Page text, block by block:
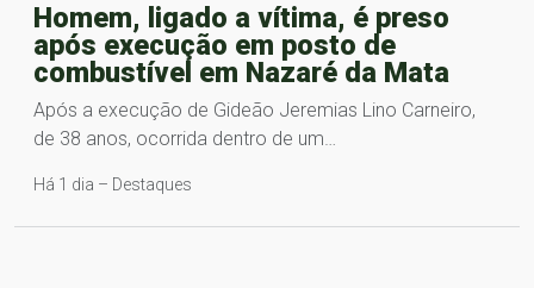
Homem, ligado a vítima, é preso
após execução em posto de
combustível em Nazaré da Mata
Após a execução de Gideão Jeremias Lino Carneiro,
de 38 anos, ocorrida dentro de um…
Há 1 dia – Destaques